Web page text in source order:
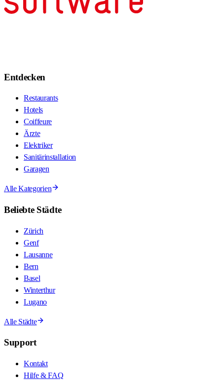
Entdecken
Restaurants
Hotels
Coiffeure
Ärzte
Elektriker
Sanitärinstallation
Garagen
Alle Kategorien
Beliebte Städte
Zürich
Genf
Lausanne
Bern
Basel
Winterthur
Lugano
Alle Städte
Support
Kontakt
Hilfe & FAQ